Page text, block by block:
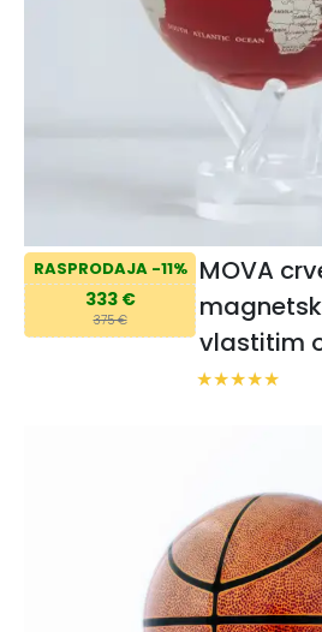
RASPRODAJA -11%
333 €
375 €
MOVA
vlastitim